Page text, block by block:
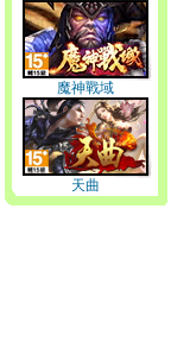
魔神戰域
天曲